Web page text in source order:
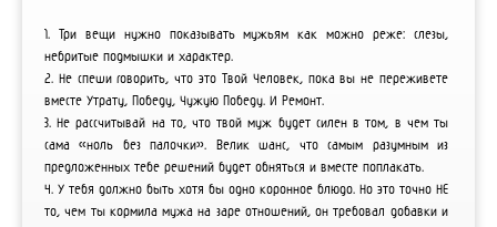
1. Три вещи нужно показывать мужьям как можно реже: слезы,
небритые подмышки и характер.
2. Не спеши говорить, что это Твой Человек, пока вы не переживете
вместе Утрату, Победу, Чужую Победу. И Ремонт.
3. Не рассчитывай на то, что твой муж будет силен в том, в чем ты
сама «ноль без палочки». Велик шанс, что самым разумным из
предложенных тебе решений будет обняться и вместе поплакать.
4. У тебя должно быть хотя бы одно коронное блюдо. Но это точно НЕ
то, чем ты кормила мужа на заре отношений, он требовал добавки и